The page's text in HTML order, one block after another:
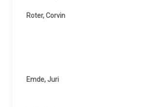
Roter, Corvin
Emde, Juri